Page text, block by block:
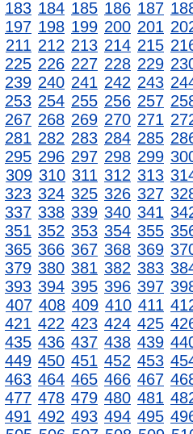
183 184 185 186 187
197 198 199 200 201
211 212 213 214 215
225 226 227 228 229
239 240 241 242 243
253 254 255 256 257
267 268 269 270 271
281 282 283 284 285
295 296 297 298 299
309 310 311 312 313
323 324 325 326 327
337 338 339 340 341
351 352 353 354 355
365 366 367 368 369
379 380 381 382 383
393 394 395 396 397
407 408 409 410 411
421 422 423 424 425
435 436 437 438 439
449 450 451 452 453
463 464 465 466 467
477 478 479 480 481
491 492 493 494 495